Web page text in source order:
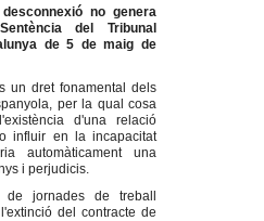
no genera
del Tribunal
de 5 de maig de
un dret fonamental dels
per la qual cosa
d'una relació
influir en la incapacitat
automàticament una
i perjudicis.
jornades de treball
del contracte de